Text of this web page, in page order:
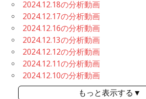
2024.12.18の分析動画
2024.12.17の分析動画
2024.12.16の分析動画
2024.12.13の分析動画
2024.12.12の分析動画
2024.12.11の分析動画
2024.12.10の分析動画
もっと表示する▼